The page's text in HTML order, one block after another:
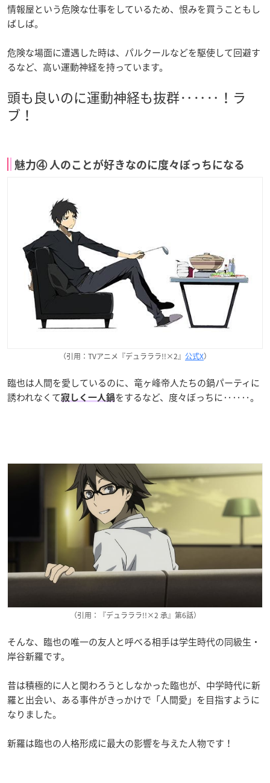
情報屋という危険な仕事をしているため、恨みを買うこともし
ばしば。
危険な場面に遭遇した時は、パルクールなどを駆使して回避す
るなど、高い運動神経を持っています。
頭も良いのに運動神経も抜群‥‥‥！ラ
ブ！
魅力④ 人のことが好きなのに度々ぼっちになる
（引用：TVアニメ『デュラララ!!×2』 公式X）
臨也は人間を愛しているのに、竜ヶ峰帝人たちの鍋パーティに
誘われなくて寂しく一人鍋をするなど、度々ぼっちに‥‥‥。
（引用：『デュラララ!!×2 承』第6話）
そんな、臨也の唯一の友人と呼べる相手は学生時代の同級生・
岸谷新羅です。
昔は積極的に人と関わろうとしなかった臨也が、中学時代に新
羅と出会い、ある事件がきっかけで「人間愛」を目指すように
なりました。
新羅は臨也の人格形成に最大の影響を与えた人物です！